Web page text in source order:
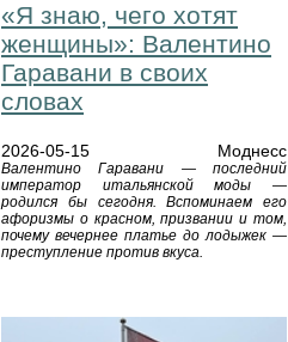
«Я знаю, чего хотят
женщины»: Валентино
Гаравани в своих
словах
2026-05-15 Моднесс
Валентино Гаравани — последний
император итальянской моды —
родился бы сегодня. Вспоминаем его
афоризмы о красном, призвании и том,
почему вечернее платье до лодыжек —
преступление против вкуса.